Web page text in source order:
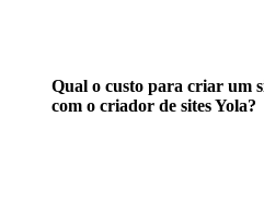
Qual o custo para criar um
com o criador de sites Yola?